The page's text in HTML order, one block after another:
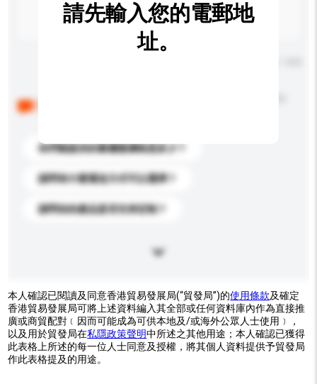
你們能提供的最優惠價格是多少？
請問有什麼運送方式可以選擇？
請問你的產品是否支持定制？
請先輸入您的電郵地
址。
本人確認已閱讀及同意香港貿易發展局(“貿發局”)的使用條款及確定
香港貿易發展局可將上述資料編入其全部或任何資料庫內作為直接推
廣或商貿配對﹝因而可能成為可供本地及/或海外公眾人士使用﹞，
以及用於貿發局在私隱政策聲明中所述之其他用途；本人確認已獲得
此表格上所述的每一位人士同意及授權，將其個人資料提供予貿發局
作此表格提及的用途。